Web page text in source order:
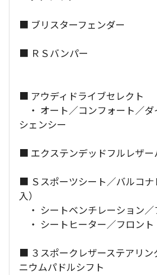
■ ブリスターフェンダー
■ ＲＳバンパー
■ アウディドライブセレクト
・ オート／コンフォート／ダ
シェンシー
■ エクステンデッドフルレザー
■ Ｓスポーツシート／バルコナ
入）
・ シートベンチレーション／
・ シートヒーター／フロント
■ ３スポークレザーステアリン
ニウムパドルシフト